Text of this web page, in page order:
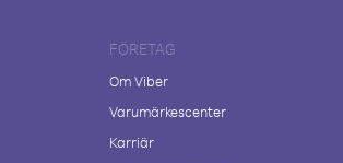
FÖRETAG
Om Viber
Varumärkescenter
Karriär